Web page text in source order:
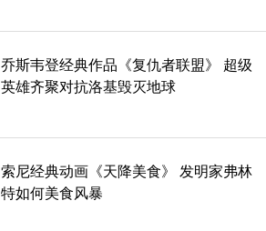
乔斯韦登经典作品《复仇者联盟》 超级
英雄齐聚对抗洛基毁灭地球
索尼经典动画《天降美食》 发明家弗林
特如何美食风暴